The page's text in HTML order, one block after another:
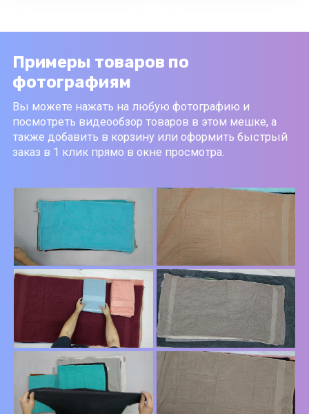
Примеры товаров по
фотографиям
Вы можете нажать на любую фотографию и
посмотреть видеообзор товаров в этом мешке, а
также добавить в корзину или оформить быстрый
заказ в 1 клик прямо в окне просмотра.